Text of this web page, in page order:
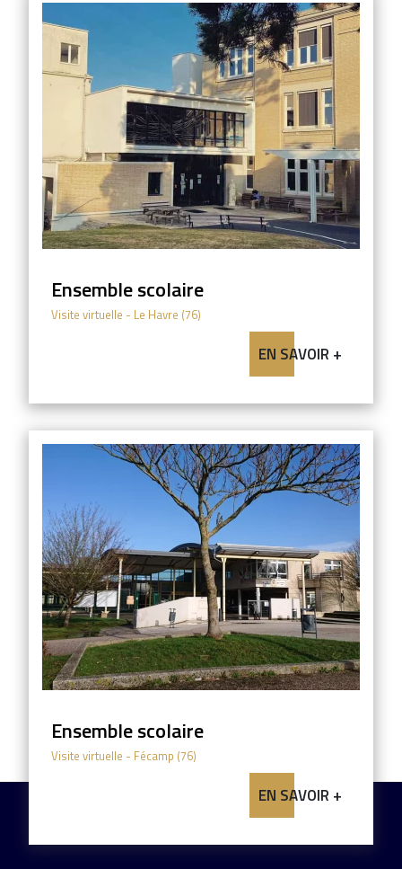
Ensemble scolaire
Visite virtuelle - Le Havre (76)
EN SAVOIR +
Ensemble scolaire
Visite virtuelle - Fécamp (76)
EN SAVOIR +